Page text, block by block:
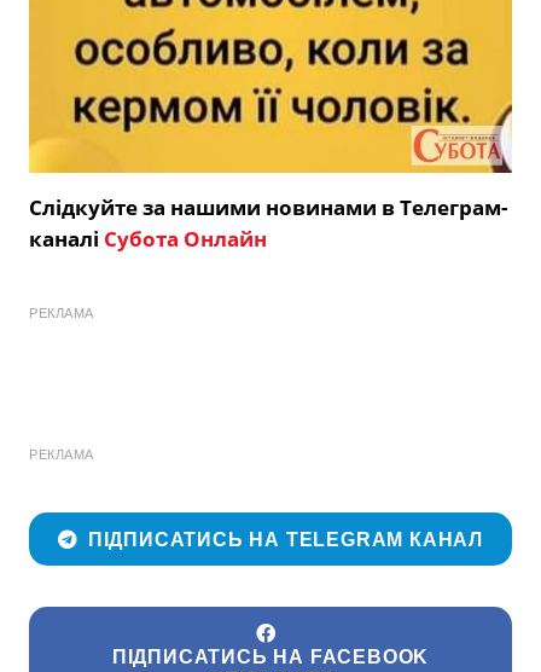
Слідкуйте за нашими новинами в Телеграм-
каналі Субота Онлайн
РЕКЛАМА
РЕКЛАМА
ПІДПИСАТИСЬ НА TELEGRAM КАНАЛ
ПІДПИСАТИСЬ НА FACEBOOK